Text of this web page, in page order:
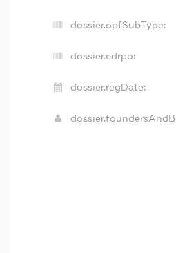
dossier.opfSubType:
dossier.edrpo:
dossier.regDate: